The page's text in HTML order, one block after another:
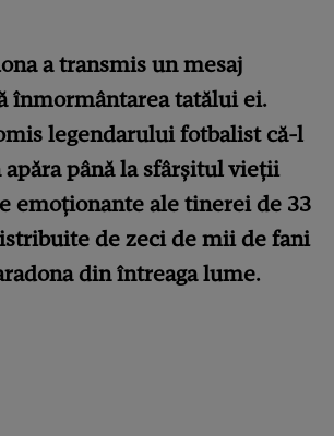
a transmis un mesaj
înmormântarea tatălui ei.
legendarului fotbalist că-l
până la sfârșitul vieții
emoționante ale tinerei de 33
de zeci de mii de fani
din întreaga lume.